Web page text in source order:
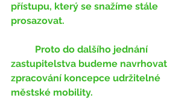
přístupu, který se snažíme stále
prosazovat.
zastupitelstva budeme navrhovat
zpracování koncepce udržitelné
městské mobility.